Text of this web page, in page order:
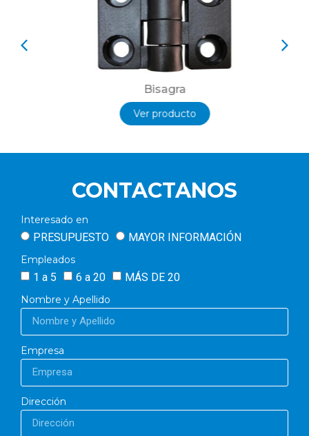
Grano 100 / 120 y 150.
Anchos de la rueda a medida sobre pedido.
Bisagra
Ver producto
CONTACTANOS
Interesado en
PRESUPUESTO MAYOR INFORMACIÓN
Empleados
1 a 5 6 a 20 MÁS DE 20
Nombre y Apellido
Empresa
Dirección